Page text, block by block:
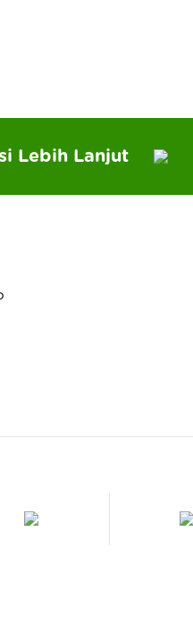
Lebih Lanjut